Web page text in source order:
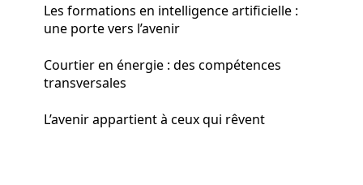
Les formations en intelligence artificielle :
une porte vers l’avenir
Courtier en énergie : des compétences
transversales
L’avenir appartient à ceux qui rêvent